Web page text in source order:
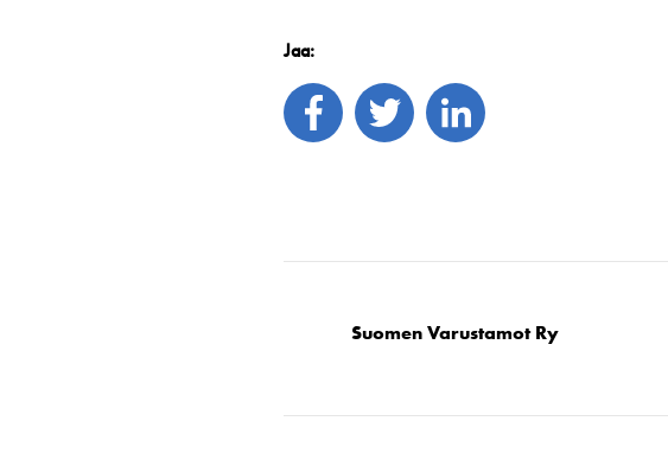
Jaa:
Suomen Varustamot Ry